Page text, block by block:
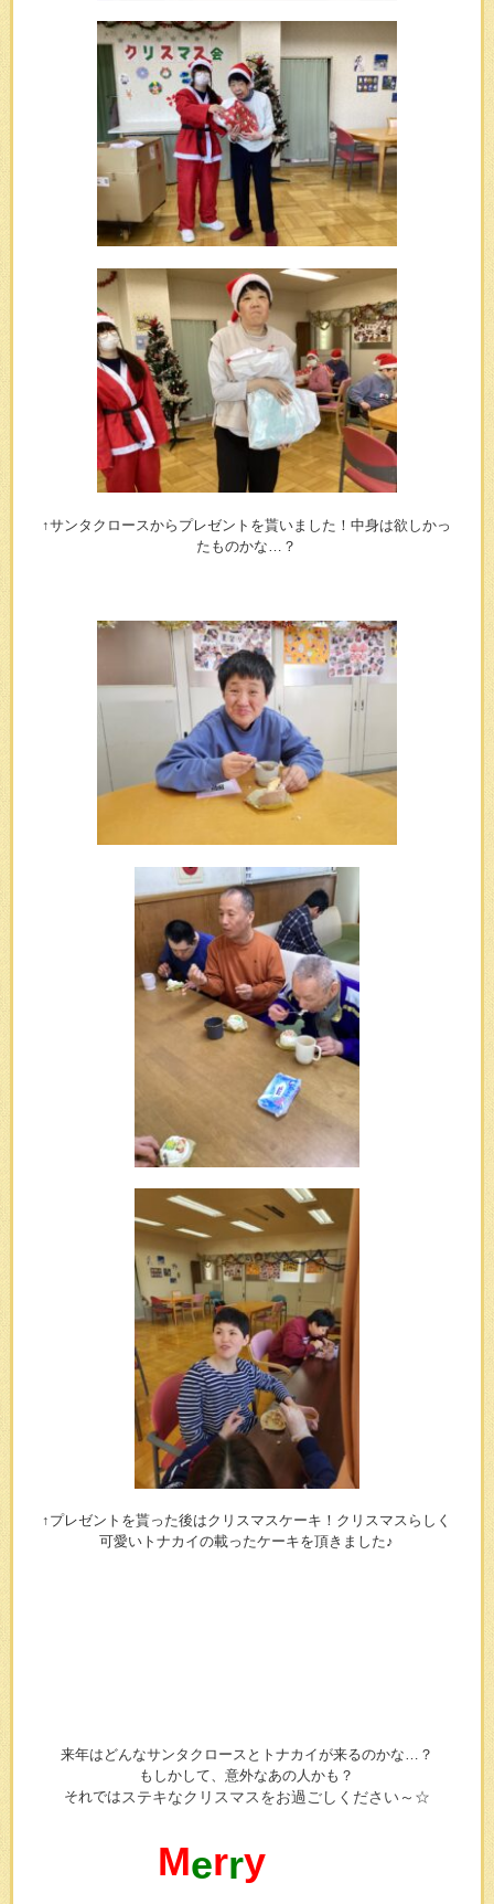
↑サンタクロースからプレゼントを貰いました！中身は欲しかっ
たものかな…？
↑プレゼントを貰った後はクリスマスケーキ！クリスマスらしく
可愛いトナカイの載ったケーキを頂きました♪
来年はどんなサンタクロースとトナカイが来るのかな…？
もしかして、意外なあの人かも？
それでは ステキなクリスマスをお過ごしください～☆
Merry